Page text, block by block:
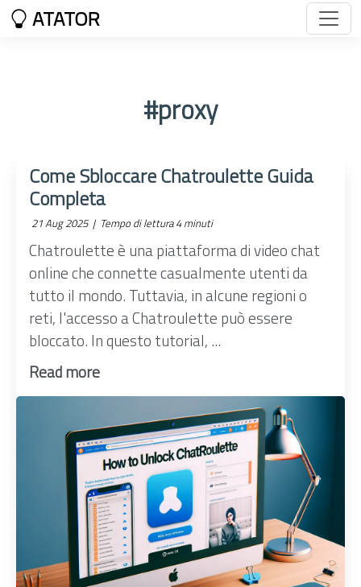
ATATOR
#proxy
Come Sbloccare Chatroulette Guida
Completa
21 Aug 2025 | Tempo di lettura 4 minuti
Chatroulette è una piattaforma di video chat
online che connette casualmente utenti da
tutto il mondo. Tuttavia, in alcune regioni o
reti, l'accesso a Chatroulette può essere
bloccato. In questo tutorial, ...
Read more